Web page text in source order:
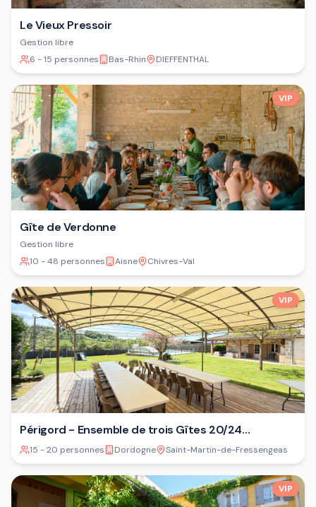
Le Vieux Pressoir
Gestion libre
6 - 15 personnes
Bas-Rhin DIEFFENTHAL
VIP
Gîte de Verdonne
Gestion libre
10 - 48 personnes
Aisne Chivres-Val
VIP
Périgord - Ensemble de trois Gîtes 20/24
personnes⁷
15 - 20 personnes Dordogne Saint-Martin-de-Fressengeas
VIP